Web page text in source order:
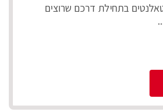
בתחילת דרכם שרוצים